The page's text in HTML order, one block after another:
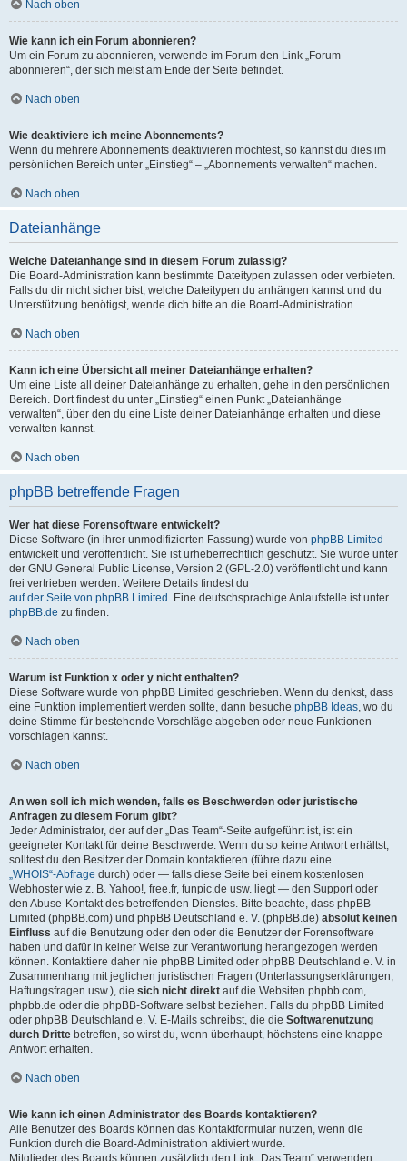
Nach oben
Wie kann ich ein Forum abonnieren?
Um ein Forum zu abonnieren, verwende im Forum den Link „Forum
abonnieren“, der sich meist am Ende der Seite befindet.
Nach oben
Wie deaktiviere ich meine Abonnements?
Wenn du mehrere Abonnements deaktivieren möchtest, so kannst du dies im
persönlichen Bereich unter „Einstieg“ – „Abonnements verwalten“ machen.
Nach oben
Dateianhänge
Welche Dateianhänge sind in diesem Forum zulässig?
Die Board-Administration kann bestimmte Dateitypen zulassen oder verbieten.
Falls du dir nicht sicher bist, welche Dateitypen du anhängen kannst und du
Unterstützung benötigst, wende dich bitte an die Board-Administration.
Nach oben
Kann ich eine Übersicht all meiner Dateianhänge erhalten?
Um eine Liste all deiner Dateianhänge zu erhalten, gehe in den persönlichen
Bereich. Dort findest du unter „Einstieg“ einen Punkt „Dateianhänge
verwalten“, über den du eine Liste deiner Dateianhänge erhalten und diese
verwalten kannst.
Nach oben
phpBB betreffende Fragen
Wer hat diese Forensoftware entwickelt?
Diese Software (in ihrer unmodifizierten Fassung) wurde von phpBB Limited
entwickelt und veröffentlicht. Sie ist urheberrechtlich geschützt. Sie wurde unter
der GNU General Public License, Version 2 (GPL-2.0) veröffentlicht und kann
frei vertrieben werden. Weitere Details findest du
auf der Seite von phpBB Limited . Eine deutschsprachige Anlaufstelle ist unter
phpBB.de zu finden.
Nach oben
Warum ist Funktion x oder y nicht enthalten?
Diese Software wurde von phpBB Limited geschrieben. Wenn du denkst, dass
eine Funktion implementiert werden sollte, dann besuche phpBB Ideas, wo du
deine Stimme für bestehende Vorschläge abgeben oder neue Funktionen
vorschlagen kannst.
Nach oben
An wen soll ich mich wenden, falls es Beschwerden oder juristische
Anfragen zu diesem Forum gibt?
Jeder Administrator, der auf der „Das Team“-Seite aufgeführt ist, ist ein
geeigneter Kontakt für deine Beschwerde. Wenn du so keine Antwort erhältst,
solltest du den Besitzer der Domain kontaktieren (führe dazu eine
„WHOIS“-Abfrage durch) oder — falls diese Seite bei einem kostenlosen
Webhoster wie z. B. Yahoo!, free.fr, funpic.de usw. liegt — den Support oder
den Abuse-Kontakt des betreffenden Dienstes. Bitte beachte, dass phpBB
Limited (phpBB.com) und phpBB Deutschland e. V. (phpBB.de) absolut keinen
Einfluss auf die Benutzung oder den oder die Benutzer der Forensoftware
haben und dafür in keiner Weise zur Verantwortung herangezogen werden
können. Kontaktiere daher nie phpBB Limited oder phpBB Deutschland e. V. in
Zusammenhang mit jeglichen juristischen Fragen (Unterlassungserklärungen,
Haftungsfragen usw.), die sich nicht direkt auf die Websiten phpbb.com,
phpbb.de oder die phpBB-Software selbst beziehen. Falls du phpBB Limited
oder phpBB Deutschland e. V. E-Mails schreibst, die die Softwarenutzung
durch Dritte betreffen, so wirst du, wenn überhaupt, höchstens eine knappe
Antwort erhalten.
Nach oben
Wie kann ich einen Administrator des Boards kontaktieren?
Alle Benutzer des Boards können das Kontaktformular nutzen, wenn die
Funktion durch die Board-Administration aktiviert wurde.
Mitglieder des Boards können zusätzlich den Link „Das Team“ verwenden.